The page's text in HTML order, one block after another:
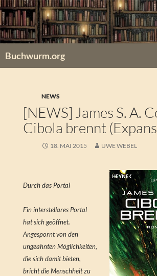
Zum
Inhalt
springen
Buchwurm.org
NEWS
[NEWS] James S. A.
Cibola brennt
18. MAI 2015 UWE WEBEL
Durch das Portal
Ein interstellares Portal
hat sich geöffnet.
Angespornt von den
ungeahnten Möglichkeiten,
die sich damit bieten,
bricht die Menschheit zu